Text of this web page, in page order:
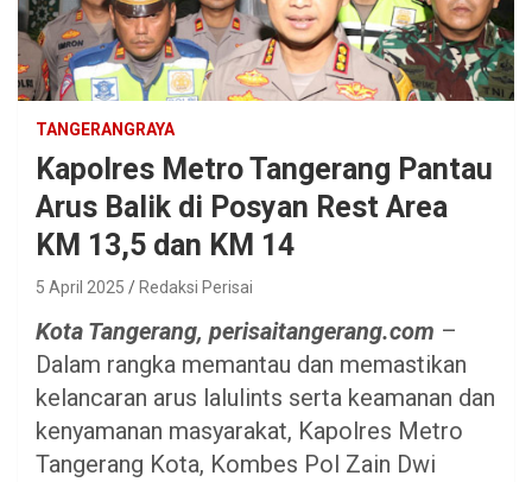
TANGERANGRAYA
Kapolres Metro Tangerang Pantau
Arus Balik di Posyan Rest Area
KM 13,5 dan KM 14
5 April 2025 Redaksi Perisai
Kota Tangerang, perisaitangerang.com –
Dalam rangka memantau dan memastikan
kelancaran arus lalulints serta keamanan dan
kenyamanan masyarakat, Kapolres Metro
Tangerang Kota, Kombes Pol Zain Dwi